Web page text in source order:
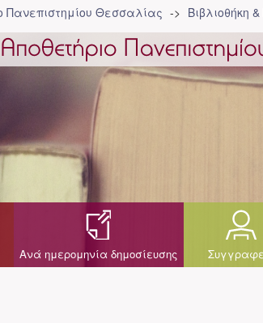
Πανεπιστημίου Θεσσαλίας Βιβλιοθήκη
Ανά ημερομηνία δημοσίευσης